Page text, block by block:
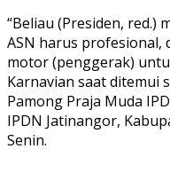
“Beliau (Presiden, red.)
ASN harus profesional,
motor (penggerak)
Karnavian saat ditemui
Pamong Praja Muda
IPDN Jatinangor,
Senin.